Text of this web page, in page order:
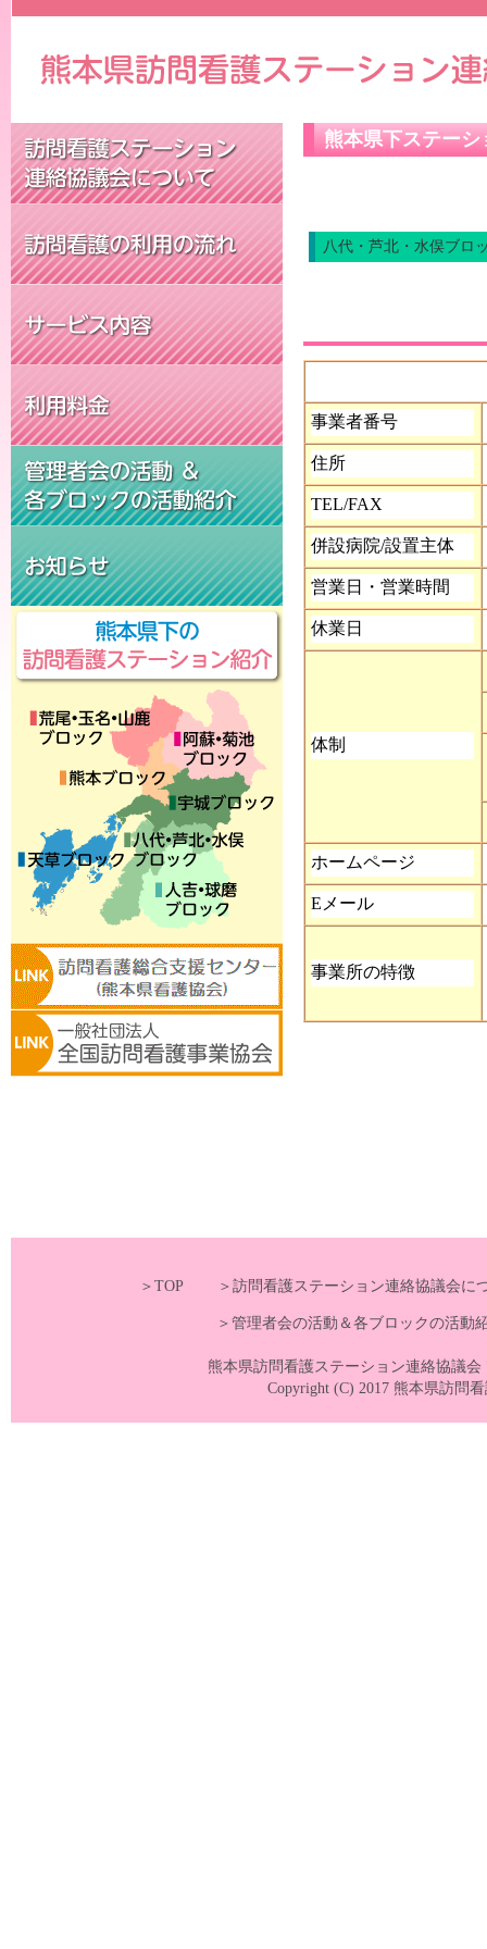
熊本県下ステーシ
八代・芦北・水俣ブロ
事業者番号
住所
TEL/FAX
併設病院/設置主体
営業日・営業時間
休業日
体制
ホームページ
E メール
事業所の特徴
＞TOP ＞訪問看護ステーション連絡協議会に
＞管理者会の活動＆各ブロックの活動
熊本県訪問看護ステーション連絡協議会
Copyright (C) 2017 熊本県訪問